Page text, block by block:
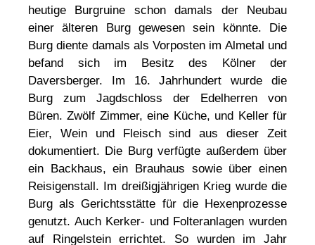
heutige Burgruine schon damals der Neubau
einer älteren Burg gewesen sein könnte. Die
Burg diente damals als Vorposten im Almetal und
befand sich im Besitz des Kölner der
Daversberger. Im 16. Jahrhundert wurde die
Burg zum Jagdschloss der Edelherren von
Büren. Zwölf Zimmer, eine Küche, und Keller für
Eier, Wein und Fleisch sind aus dieser Zeit
dokumentiert. Die Burg verfügte außerdem über
ein Backhaus, ein Brauhaus sowie über einen
Reisigenstall. Im dreißigjährigen Krieg wurde die
Burg als Gerichtsstätte für die Hexenprozesse
genutzt. Auch Kerker- und Folteranlagen wurden
auf Ringelstein errichtet. So wurden im Jahr